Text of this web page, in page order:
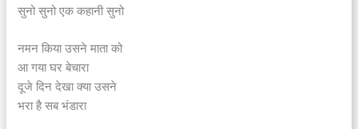
सुनो सुनो एक कहानी सुनो
नमन किया उसने माता को
आ गया घर बेचारा
दूजे दिन देखा क्या उसने
भरा है सब भंडारा